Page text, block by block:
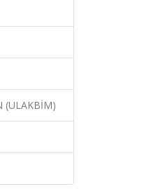
(ULAKBİM)